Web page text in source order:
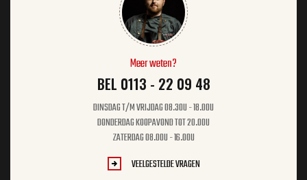
Meer weten?
BEL 0113 - 22 09 48
DINSDAG T/M VRIJDAG 08.30U - 18.00U
DONDERDAG KOOPAVOND TOT 20.00U
ZATERDAG 08.00U - 16.00U
VEELGESTELDE VRAGEN